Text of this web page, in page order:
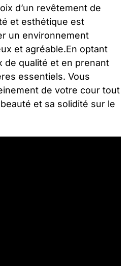
d’un revêtement de
et esthétique est
un environnement
et agréable.En optant
de qualité et en prenant
essentiels. Vous
de votre cour tout
et sa solidité sur le